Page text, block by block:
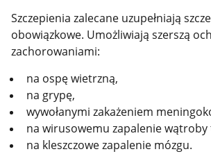
Szczepienia zalecane uzupełniają
obowiązkowe. Umożliwiają szerszą
zachorowaniami:
na ospę wietrzną,
na grypę,
wywołanymi zakażeniem
na wirusowemu zapalenie wątroby
na kleszczowe zapalenie mózgu.